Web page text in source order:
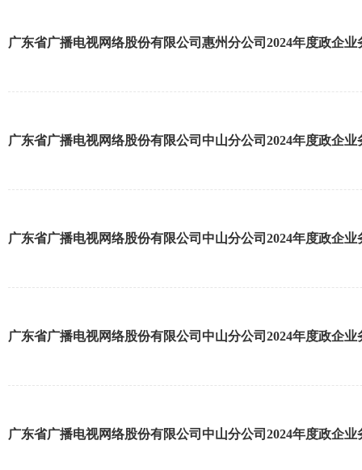
广东省广播电视网络股份有限公司惠州分公司2024年度政企
广东省广播电视网络股份有限公司中山分公司2024年度政企
广东省广播电视网络股份有限公司中山分公司2024年度政企
广东省广播电视网络股份有限公司中山分公司2024年度政企
广东省广播电视网络股份有限公司中山分公司2024年度政企